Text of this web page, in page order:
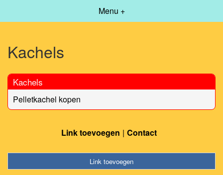
Menu +
Kachels
Kachels
Pelletkachel kopen
Link toevoegen Contact
Link toevoegen